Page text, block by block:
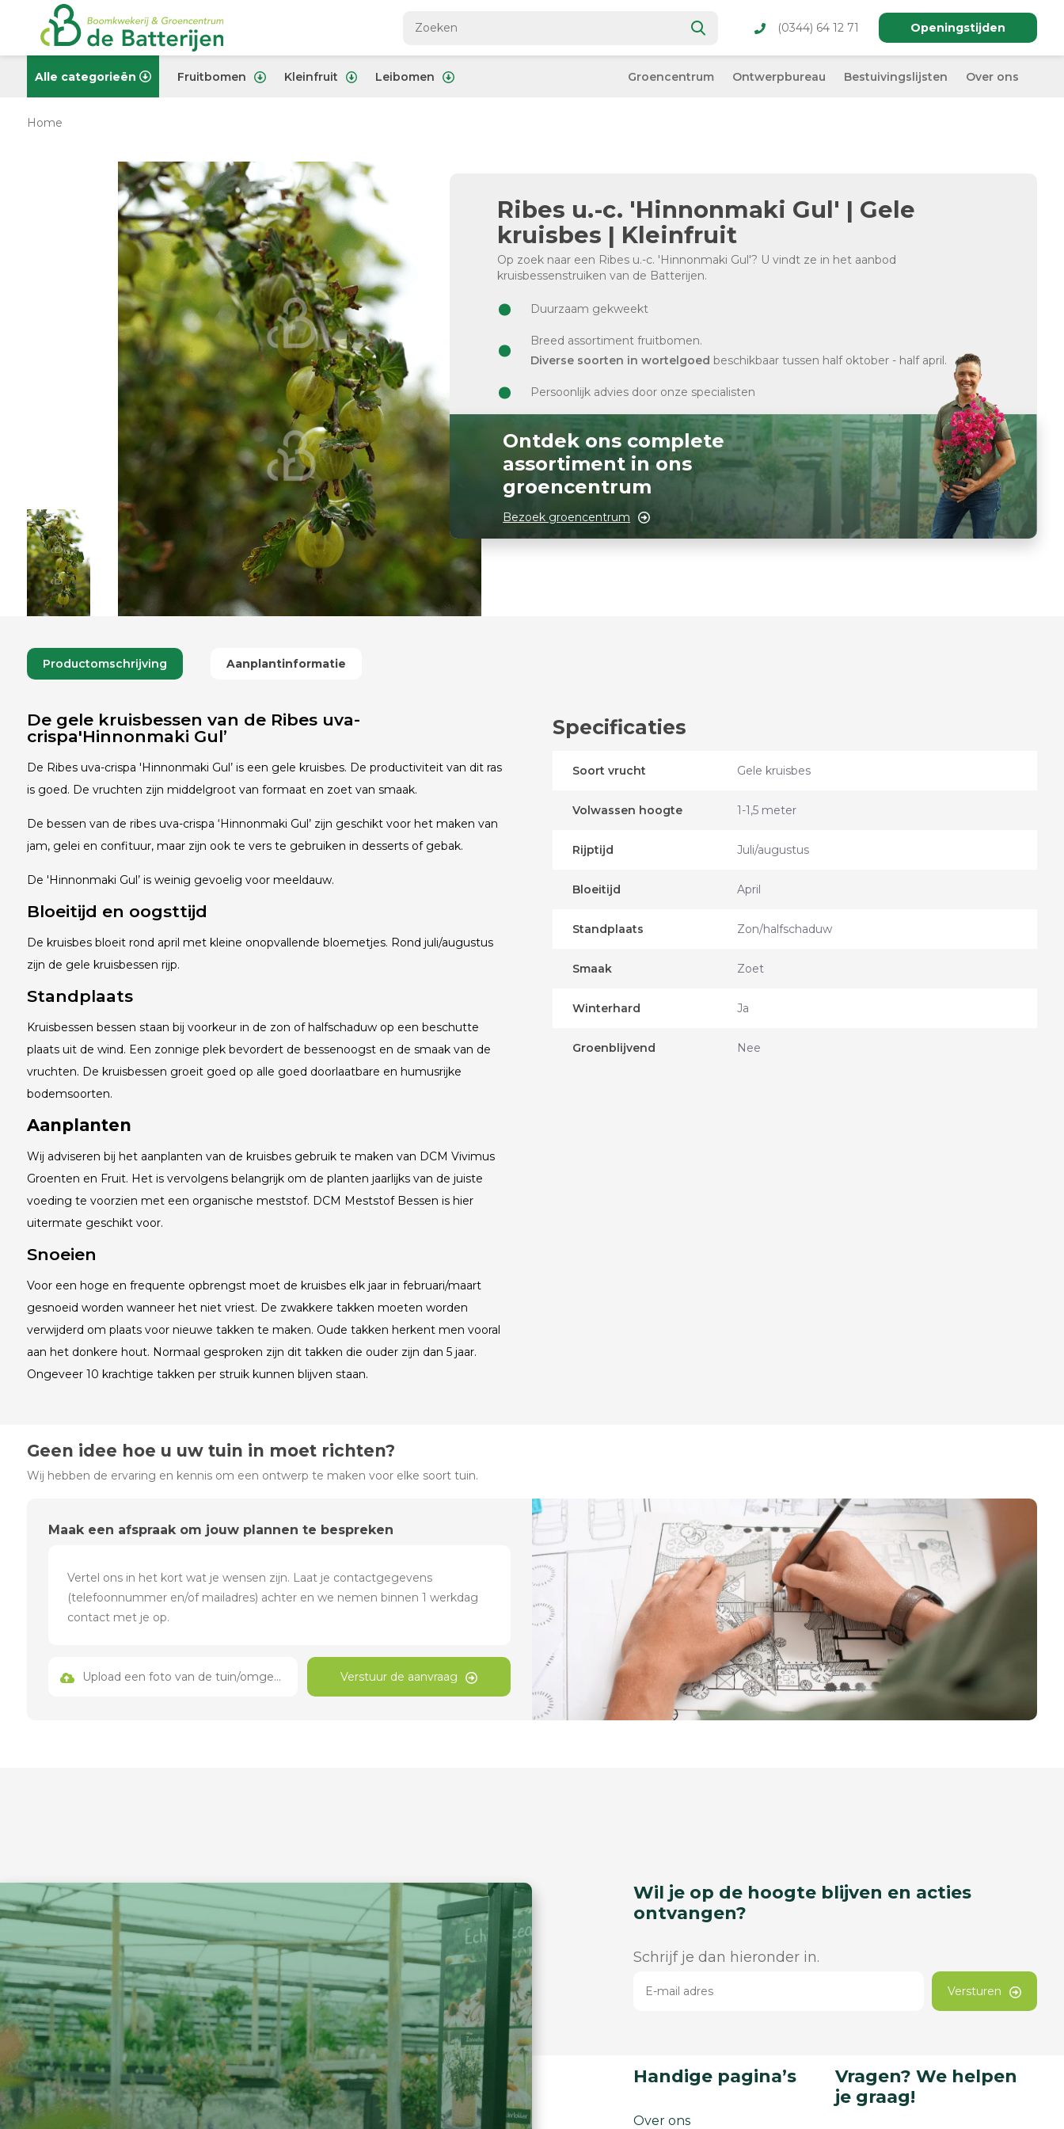
(0344) 64 12 71 Openingstijden
Alle categorieën Fruitbomen Kleinfruit Leibomen Groencentrum Ontwerpbureau Bestuivingslijsten Over ons
Home
Ribes u.-c. 'Hinnonmaki Gul' | Gele
kruisbes | Kleinfruit
Op zoek naar een Ribes u.-c. 'Hinnonmaki Gul'? U vindt ze in het aanbod
kruisbessenstruiken van de Batterijen.
Duurzaam gekweekt
Breed assortiment fruitbomen.
Diverse soorten in wortelgoed beschikbaar tussen half oktober - half april.
Persoonlijk advies door onze specialisten
Ontdek ons complete
assortiment in ons
groencentrum
Bezoek groencentrum
Productomschrijving Aanplantinformatie
De gele kruisbessen van de Ribes uva-
crispa'Hinnonmaki Gul’
De Ribes uva-crispa 'Hinnonmaki Gul’ is een gele kruisbes. De productiviteit van dit ras
is goed. De vruchten zijn middelgroot van formaat en zoet van smaak.
De bessen van de ribes uva-crispa ‘Hinnonmaki Gul’ zijn geschikt voor het maken van
jam, gelei en confituur, maar zijn ook te vers te gebruiken in desserts of gebak.
De 'Hinnonmaki Gul’ is weinig gevoelig voor meeldauw.
Bloeitijd en oogsttijd
De kruisbes bloeit rond april met kleine onopvallende bloemetjes. Rond juli/augustus
zijn de gele kruisbessen rijp.
Standplaats
Kruisbessen bessen staan bij voorkeur in de zon of halfschaduw op een beschutte
plaats uit de wind. Een zonnige plek bevordert de bessenoogst en de smaak van de
vruchten. De kruisbessen groeit goed op alle goed doorlaatbare en humusrijke
bodemsoorten.
Aanplanten
Wij adviseren bij het aanplanten van de kruisbes gebruik te maken van DCM Vivimus
Groenten en Fruit. Het is vervolgens belangrijk om de planten jaarlijks van de juiste
voeding te voorzien met een organische meststof. DCM Meststof Bessen is hier
uitermate geschikt voor.
Snoeien
Voor een hoge en frequente opbrengst moet de kruisbes elk jaar in februari/maart
gesnoeid worden wanneer het niet vriest. De zwakkere takken moeten worden
verwijderd om plaats voor nieuwe takken te maken. Oude takken herkent men vooral
aan het donkere hout. Normaal gesproken zijn dit takken die ouder zijn dan 5 jaar.
Ongeveer 10 krachtige takken per struik kunnen blijven staan.
Specificaties
Soort vrucht Gele kruisbes
Volwassen hoogte 1-1,5 meter
Rijptijd Juli/augustus
Bloeitijd April
Standplaats Zon/halfschaduw
Smaak Zoet
Winterhard Ja
Groenblijvend Nee
Geen idee hoe u uw tuin in moet richten?
Wij hebben de ervaring en kennis om een ontwerp te maken voor elke soort tuin.
Maak een afspraak om jouw plannen te bespreken
Upload een foto van de tuin/omgeving Verstuur de aanvraag
Wil je op de hoogte blijven en acties
ontvangen?
Schrijf je dan hieronder in.
Versturen
Handige pagina’s
Over ons
Vragen? We helpen
je graag!